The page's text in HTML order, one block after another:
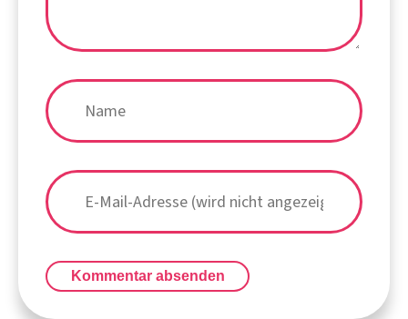
Kommentar absenden